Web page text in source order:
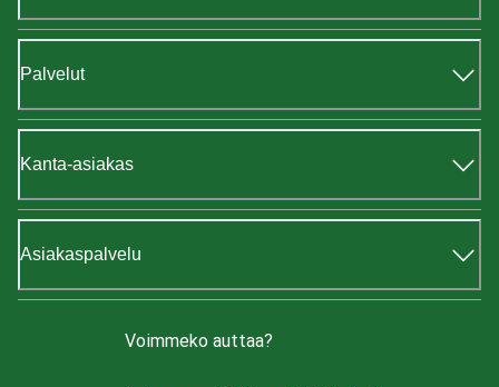
Palvelut
Kanta-asiakas
Asiakaspalvelu
Voimmeko auttaa?